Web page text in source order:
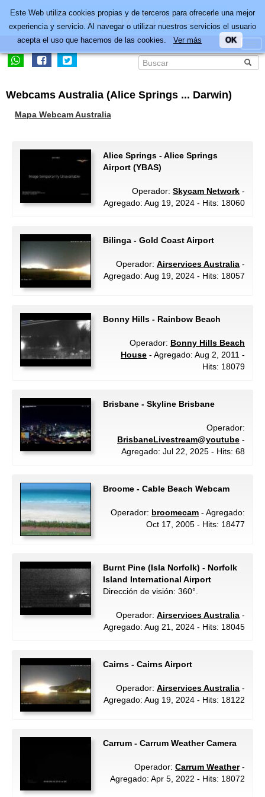
Webcams Australia (Alice Springs ... Darwin)
Mapa Webcam Australia
Alice Springs - Alice Springs
Airport (YBAS)
Operador: Skycam Network -
Agregado: Aug 19, 2024 - Hits: 18060
Bilinga - Gold Coast Airport
Operador: Airservices Australia -
Agregado: Aug 19, 2024 - Hits: 18057
Bonny Hills - Rainbow Beach
Operador: Bonny Hills Beach
House - Agregado: Aug 2, 2011 -
Hits: 18079
Brisbane - Skyline Brisbane
Operador:
BrisbaneLivestream@youtube -
Agregado: Jul 22, 2025 - Hits: 68
Broome - Cable Beach Webcam
Operador: broomecam - Agregado:
Oct 17, 2005 - Hits: 18477
Burnt Pine (Isla Norfolk) - Norfolk
Island International Airport
Dirección de visión: 360°.
Operador: Airservices Australia -
Agregado: Aug 21, 2024 - Hits: 18045
Cairns - Cairns Airport
Operador: Airservices Australia -
Agregado: Aug 19, 2024 - Hits: 18122
Carrum - Carrum Weather Camera
Operador: Carrum Weather-
Agregado: Apr 5, 2022 - Hits: 18072
Este Web utiliza cookies propias y de terceros para ofrecerle una mejor
experiencia y servicio. Al navegar o utilizar nuestros servicios el usuario
acepta el uso que hacemos de las cookies. Ver más OK